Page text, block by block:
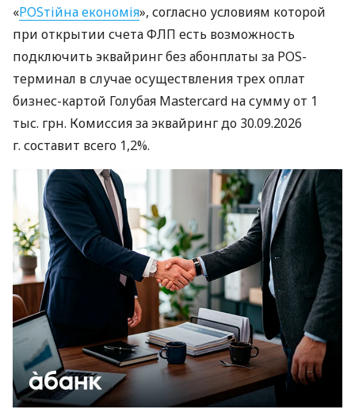
«POSтійна економія», согласно условиям которой
при открытии счета ФЛП есть возможность
подключить эквайринг без абонплаты за POS-
терминал в случае осуществления трех оплат
бизнес-картой Голубая Mastercard на сумму от 1
тыс. грн. Комиссия за эквайринг до 30.09.2026
г. составит всего 1,2%.